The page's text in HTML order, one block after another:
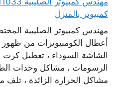
كمبيوتر بالمنزل
مهندس كمبيوتر الصليبية
أعطال الكومبيوترات من ظهور
الشاشة السوداء ، تعطيل
الرسومات ، مشاكل وحدات
مشاكل الحرارة الزائدة ، تلف